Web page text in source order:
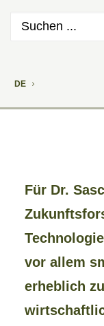
DE
Für Dr.
vor allem
erheblich